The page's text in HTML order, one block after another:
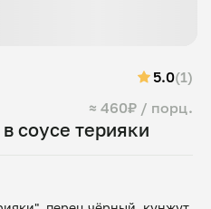
соусе терияки
≈ 460₽ / порц.
5.0(1)